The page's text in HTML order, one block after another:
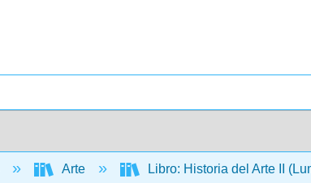
Arte Libro: Historia del Arte II